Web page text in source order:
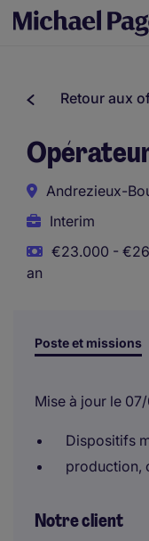
Retour aux
Andrezieux-
Interim
€23.000 -
an
Poste et missions
Mise à jour le
Dispositifs
production,
Notre client